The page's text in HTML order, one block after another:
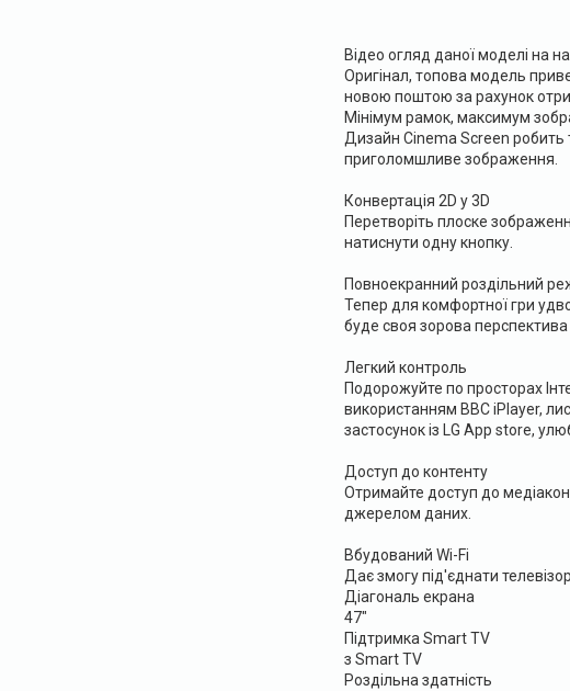
Відео огляд даної моделі на
Оригінал, топова модель
новою поштою за рахунок
Мінімум рамок, максимум
Дизайн Cinema Screen робить
приголомшливе зображення.
Конвертація 2D у 3D
Перетворіть плоске
натиснути одну кнопку.
Повноекранний роздільний
Тепер для комфортної гри
буде своя зорова перспектива
Легкий контроль
Подорожуйте по просторах
використанням BBC iPlayer,
застосунок із LG App store,
Доступ до контенту
Отримайте доступ до
джерелом даних.
Вбудований Wi-Fi
Дає змогу під'єднати
Діагональ екрана
47"
Підтримка Smart TV
з Smart TV
Роздільна здатність